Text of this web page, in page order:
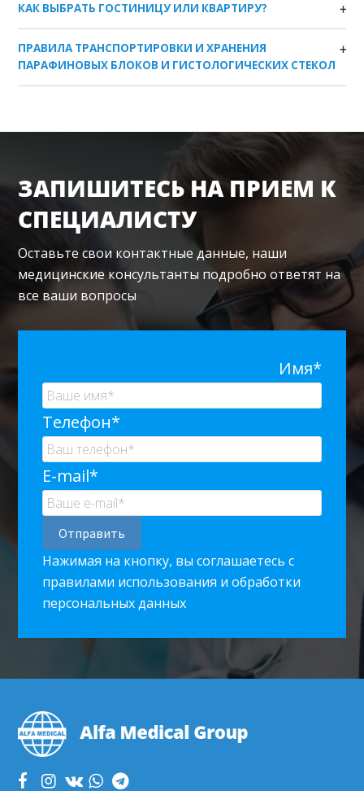
КАК ВЫБРАТЬ ГОСТИНИЦУ ИЛИ КВАРТИРУ?
ПРАВИЛА ТРАНСПОРТИРОВКИ И ХРАНЕНИЯ
ПАРАФИНОВЫХ БЛОКОВ И ГИСТОЛОГИЧЕСКИХ СТЕКОЛ
ЗАПИШИТЕСЬ НА ПРИЕМ К
СПЕЦИАЛИСТУ
Оставьте свои контактные данные, наши
медицинские консультанты подробно ответят на
все ваши вопросы
Имя*
Телефон*
E-mail*
Нажимая на кнопку, вы соглашаетесь с
правилами использования и обработки
персональных данных
FOOTER